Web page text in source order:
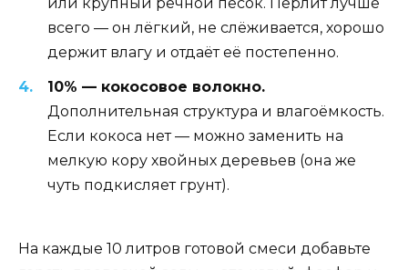
всего — он лёгкий, не слёживается, хорошо
держит влагу и отдаёт её постепенно.
10% — кокосовое волокно.
Дополнительная структура и влагоёмкость.
Если кокоса нет — можно заменить на
мелкую кору хвойных деревьев (она же
чуть подкисляет грунт).
На каждые 10 литров готовой смеси добавьте